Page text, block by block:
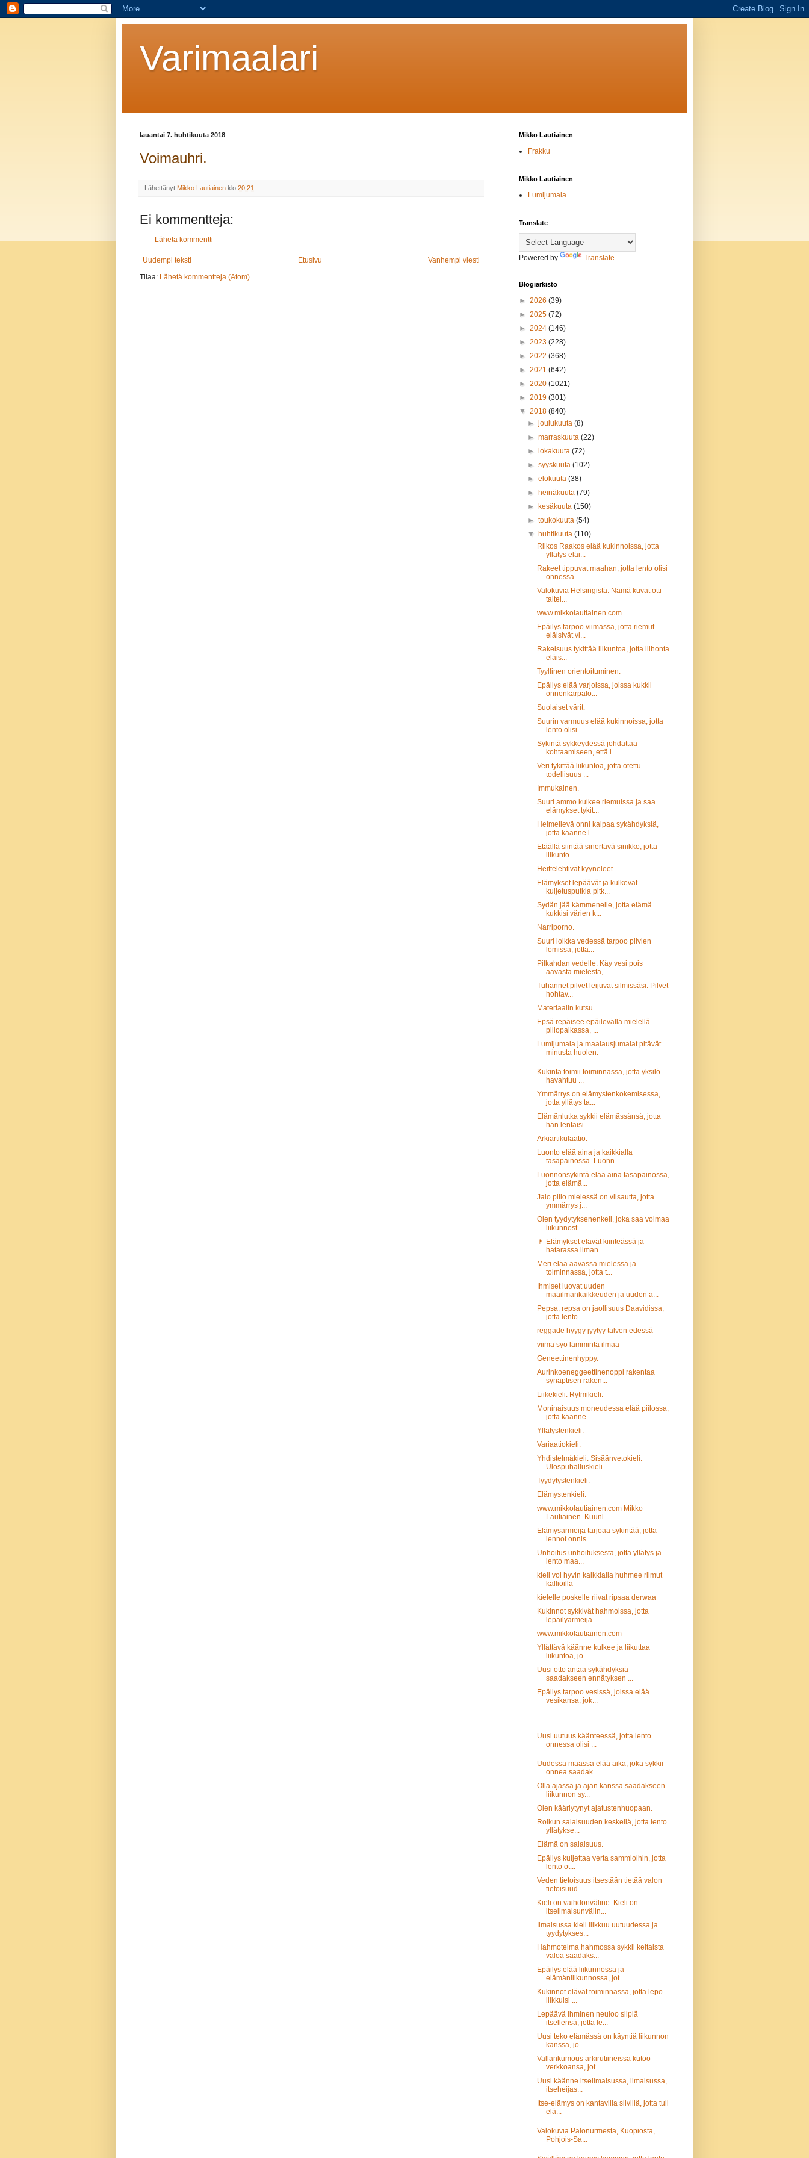
Varimaalari
lauantai 7. huhtikuuta 2018
Voimauhri.
Lähettänyt Mikko Lautiainen klo 20.21
Ei kommentteja:
Lähetä kommentti
Uudempi teksti Vanhempi viesti
Etusivu
Tilaa: Lähetä kommentteja (Atom)
Mikko Lautiainen
Frakku
Mikko Lautiainen
Lumijumala
Translate
Powered by Translate
Blogiarkisto
► 2026 (39)
► 2025 (72)
► 2024 (146)
► 2023 (228)
► 2022 (368)
► 2021 (642)
► 2020 (1021)
► 2019 (301)
▼ 2018 (840)
►joulukuuta(8)
►marraskuuta(22)
►
lokakuuta(72)
►syyskuuta(102)
►elokuuta(38)
►
heinäkuuta(79)
►
kesäkuuta(150)
►toukokuuta(54)
▼
huhtikuuta(110)
Riikos Raakos elää kukinnoissa, jotta
yllätys eläi...
Rakeet tippuvat maahan, jotta lento olisi
onnessa ...
Valokuvia Helsingistä. Nämä kuvat otti
taitei...
www.mikkolautiainen.com
Epäilys tarpoo viimassa, jotta riemut
eläisivät vi...
Rakeisuus tykittää liikuntoa, jotta liihonta
eläis...
Tyyllinen orientoituminen.
Epäilys elää varjoissa, joissa kukkii
onnenkarpalo...
Suolaiset värit.
Suurin varmuus elää kukinnoissa, jotta
lento olisi...
Sykintä sykkeydessä johdattaa
kohtaamiseen, että l...
Veri tykittää liikuntoa, jotta otettu
todellisuus ...
Immukainen.
Suuri ammo kulkee riemuissa ja saa
elämykset tykit...
Helmeilevä onni kaipaa sykähdyksiä,
jotta käänne l...
Etäällä siintää sinertävä sinikko, jotta
liikunto ...
Heittelehtivät kyyneleet.
Elämykset lepäävät ja kulkevat
kuljetusputkia pitk...
Sydän jää kämmenelle, jotta elämä
kukkisi värien k...
Narriporno.
Suuri loikka vedessä tarpoo pilvien
lomissa, jotta...
Pilkahdan vedelle. Käy vesi pois
aavasta mielestä,...
Tuhannet pilvet leijuvat silmissäsi. Pilvet
hohtav...
Materiaalin kutsu.
Epsä repäisee epäilevällä mielellä
piilopaikassa, ...
Lumijumala ja maalausjumalat pitävät
minusta huolen.
Kukinta toimii toiminnassa, jotta yksilö
havahtuu ...
Ymmärrys on elämystenkokemisessa,
jotta yllätys ta...
Elämänlutka sykkii elämässänsä, jotta
hän lentäisi...
Arkiartikulaatio.
Luonto elää aina ja kaikkialla
tasapainossa. Luonn...
Luonnonsykintä elää aina tasapainossa,
jotta elämä...
Jalo piilo mielessä on viisautta, jotta
ymmärrys j...
Olen tyydytyksenenkeli, joka saa voimaa
liikunnost...
👨 Elämykset elävät kiinteässä ja
hatarassa ilman...
Meri elää aavassa mielessä ja
toiminnassa, jotta t...
Ihmiset luovat uuden
maailmankaikkeuden ja uuden a...
Pepsa, repsa on jaollisuus Daavidissa,
jotta lento...
reggade hyygy jyytyy talven edessä
viima syö lämmintä ilmaa
Geneettinenhyppy.
Aurinkoeneggeettinenoppi rakentaa
synaptisen raken...
Liikekieli. Rytmikieli.
Moninaisuus moneudessa elää piilossa,
jotta käänne...
Yllätystenkieli.
Variaatiokieli.
Yhdistelmäkieli. Sisäänvetokieli.
Ulospuhalluskieli.
Tyydytystenkieli.
Elämystenkieli.
www.mikkolautiainen.com Mikko
Lautiainen. Kuunl...
Elämysarmeija tarjoaa sykintää, jotta
lennot onnis...
Unhoitus unhoituksesta, jotta yllätys ja
lento maa...
kieli voi hyvin kaikkialla huhmee riimut
kallioilla
kielelle poskelle riivat ripsaa derwaa
Kukinnot sykkivät hahmoissa, jotta
lepäilyarmeija ...
www.mikkolautiainen.com
Yllättävä käänne kulkee ja liikuttaa
liikuntoa, jo...
Uusi otto antaa sykähdyksiä
saadakseen ennätyksen ...
Epäilys tarpoo vesissä, joissa elää
vesikansa, jok...
Uusi uutuus käänteessä, jotta lento
onnessa olisi ...
Uudessa maassa elää aika, joka sykkii
onnea saadak...
Olla ajassa ja ajan kanssa saadakseen
liikunnon sy...
Olen kääriytynyt ajatustenhuopaan.
Roikun salaisuuden keskellä, jotta lento
yllätykse...
Elämä on salaisuus.
Epäilys kuljettaa verta sammioihin, jotta
lento ot...
Veden tietoisuus itsestään tietää valon
tietoisuud...
Kieli on vaihdonväline. Kieli on
itseilmaisunvälin...
Ilmaisussa kieli liikkuu uutuudessa ja
tyydytykses...
Hahmotelma hahmossa sykkii keltaista
valoa saadaks...
Epäilys elää liikunnossa ja
elämänliikunnossa, jot...
Kukinnot elävät toiminnassa, jotta lepo
liikkuisi ...
Lepäävä ihminen neuloo siipiä
itsellensä, jotta le...
Uusi teko elämässä on käyntiä liikunnon
kanssa, jo...
Vallankumous arkirutiineissa kutoo
verkkoansa, jot...
Uusi käänne itseilmaisussa, ilmaisussa,
itseheijas...
Itse-elämys on kantavilla siivillä, jotta tuli
elä...
Valokuvia Palonurmesta, Kuopiosta,
Pohjois-Sa...